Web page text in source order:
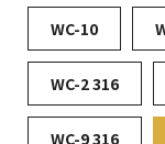
WC-10
WC-2 316
WC-9 316